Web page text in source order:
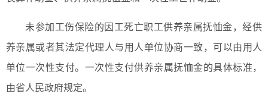
未参加工伤保险的因工死亡职工供养亲属抚恤金，经供
养亲属或者其法定代理人与用人单位协商一致，可以由用人
单位一次性支付。一次性支付供养亲属抚恤金的具体标准，
由省人民政府规定。